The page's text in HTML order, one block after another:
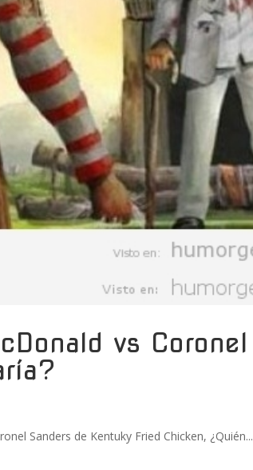
vs Coronel
Sanders de Kentuky Fried Chicken, ¿Quién...